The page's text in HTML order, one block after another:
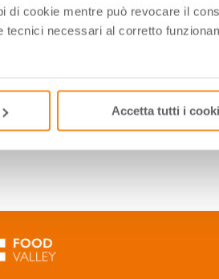
di cookie mentre può revocare il
necessari al corretto
Accetta tutti i
insieme alla sua morbidezza e